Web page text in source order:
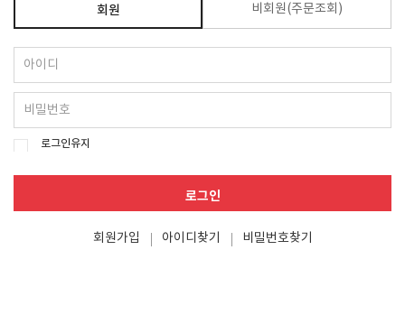
회원 비회원(주문조회)
로그인유지
로그인
회원가입 아이디찾기 비밀번호찾기